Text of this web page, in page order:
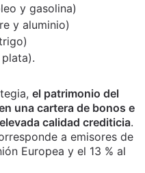
y gasolina)
y aluminio)
el patrimonio del
una cartera de bonos e
calidad crediticia.
a emisores de
Europea y el 13 % al